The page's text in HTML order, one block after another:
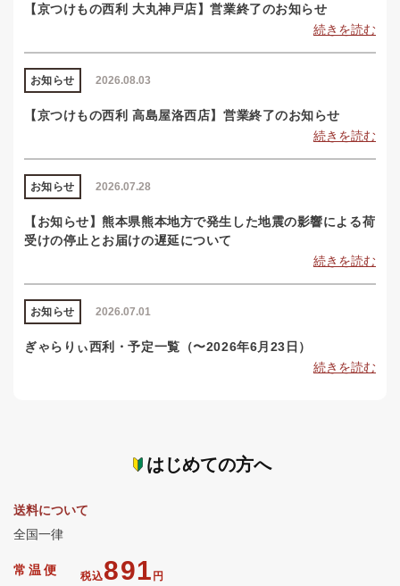
【京つけもの西利 大丸神戸店】営業終了のお知らせ
続きを読む
2026.08.03
お知らせ
【京つけもの西利 高島屋洛西店】営業終了のお知らせ
続きを読む
2026.07.28
お知らせ
【お知らせ】熊本県熊本地方で発生した地震の影響による荷
受けの停止とお届けの遅延について
続きを読む
2026.07.01
お知らせ
ぎゃらりぃ西利・予定一覧（〜2026年6月23日）
続きを読む
はじめての方へ
送料について
全国一律
常温便 税込891 円